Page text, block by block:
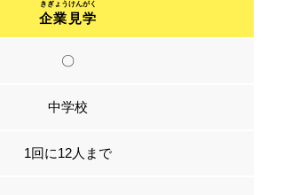
企業見学
〇
中学校
1回に12人まで